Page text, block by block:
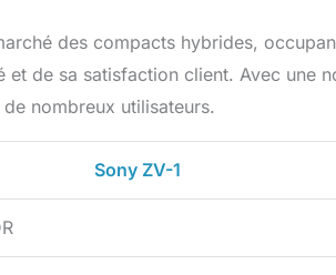
des compacts hybrides,
de sa satisfaction client. Avec une
nombreux utilisateurs.
Sony ZV-1